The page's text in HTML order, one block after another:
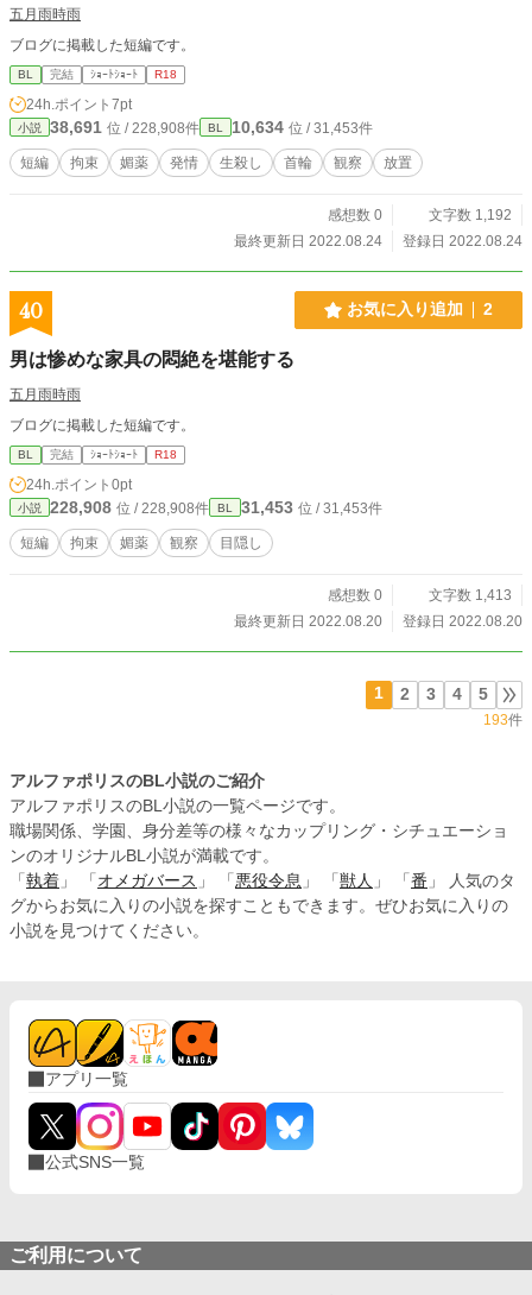
五月雨時雨
ブログに掲載した短編です。
BL 完結 ｼｮｰﾄｼｮｰﾄ R18
24h.ポイント 7pt
小説 38,691 位 / 228,908件 BL 10,634 位 / 31,453件
短編 拘束 媚薬 発情 生殺し 首輪 観察 放置
感想数 0
文字数 1,192
最終更新日 2022.08.24
登録日 2022.08.24
40 お気に入り追加 2
男は惨めな家具の悶絶を堪能する
五月雨時雨
ブログに掲載した短編です。
BL 完結 ｼｮｰﾄｼｮｰﾄ R18
24h.ポイント 0pt
小説 228,908 位 / 228,908件 BL 31,453 位 / 31,453件
短編 拘束 媚薬 観察 目隠し
感想数 0
文字数 1,413
最終更新日 2022.08.20
登録日 2022.08.20
1 2 3 4 5
193件
アルファポリスのBL小説のご紹介
アルファポリスのBL小説の一覧ページです。
職場関係、学園、身分差等の様々なカップリング・シチュエーショ
ンのオリジナルBL小説が満載です。
「 執着 」 「 オメガバース 」 「 悪役令息 」 「 獣人 」 「 番 」 人気のタ
グからお気に入りの小説を探すこともできます。ぜひお気に入りの
小説を見つけてください。
アプリ一覧
公式SNS一覧
ご利用について